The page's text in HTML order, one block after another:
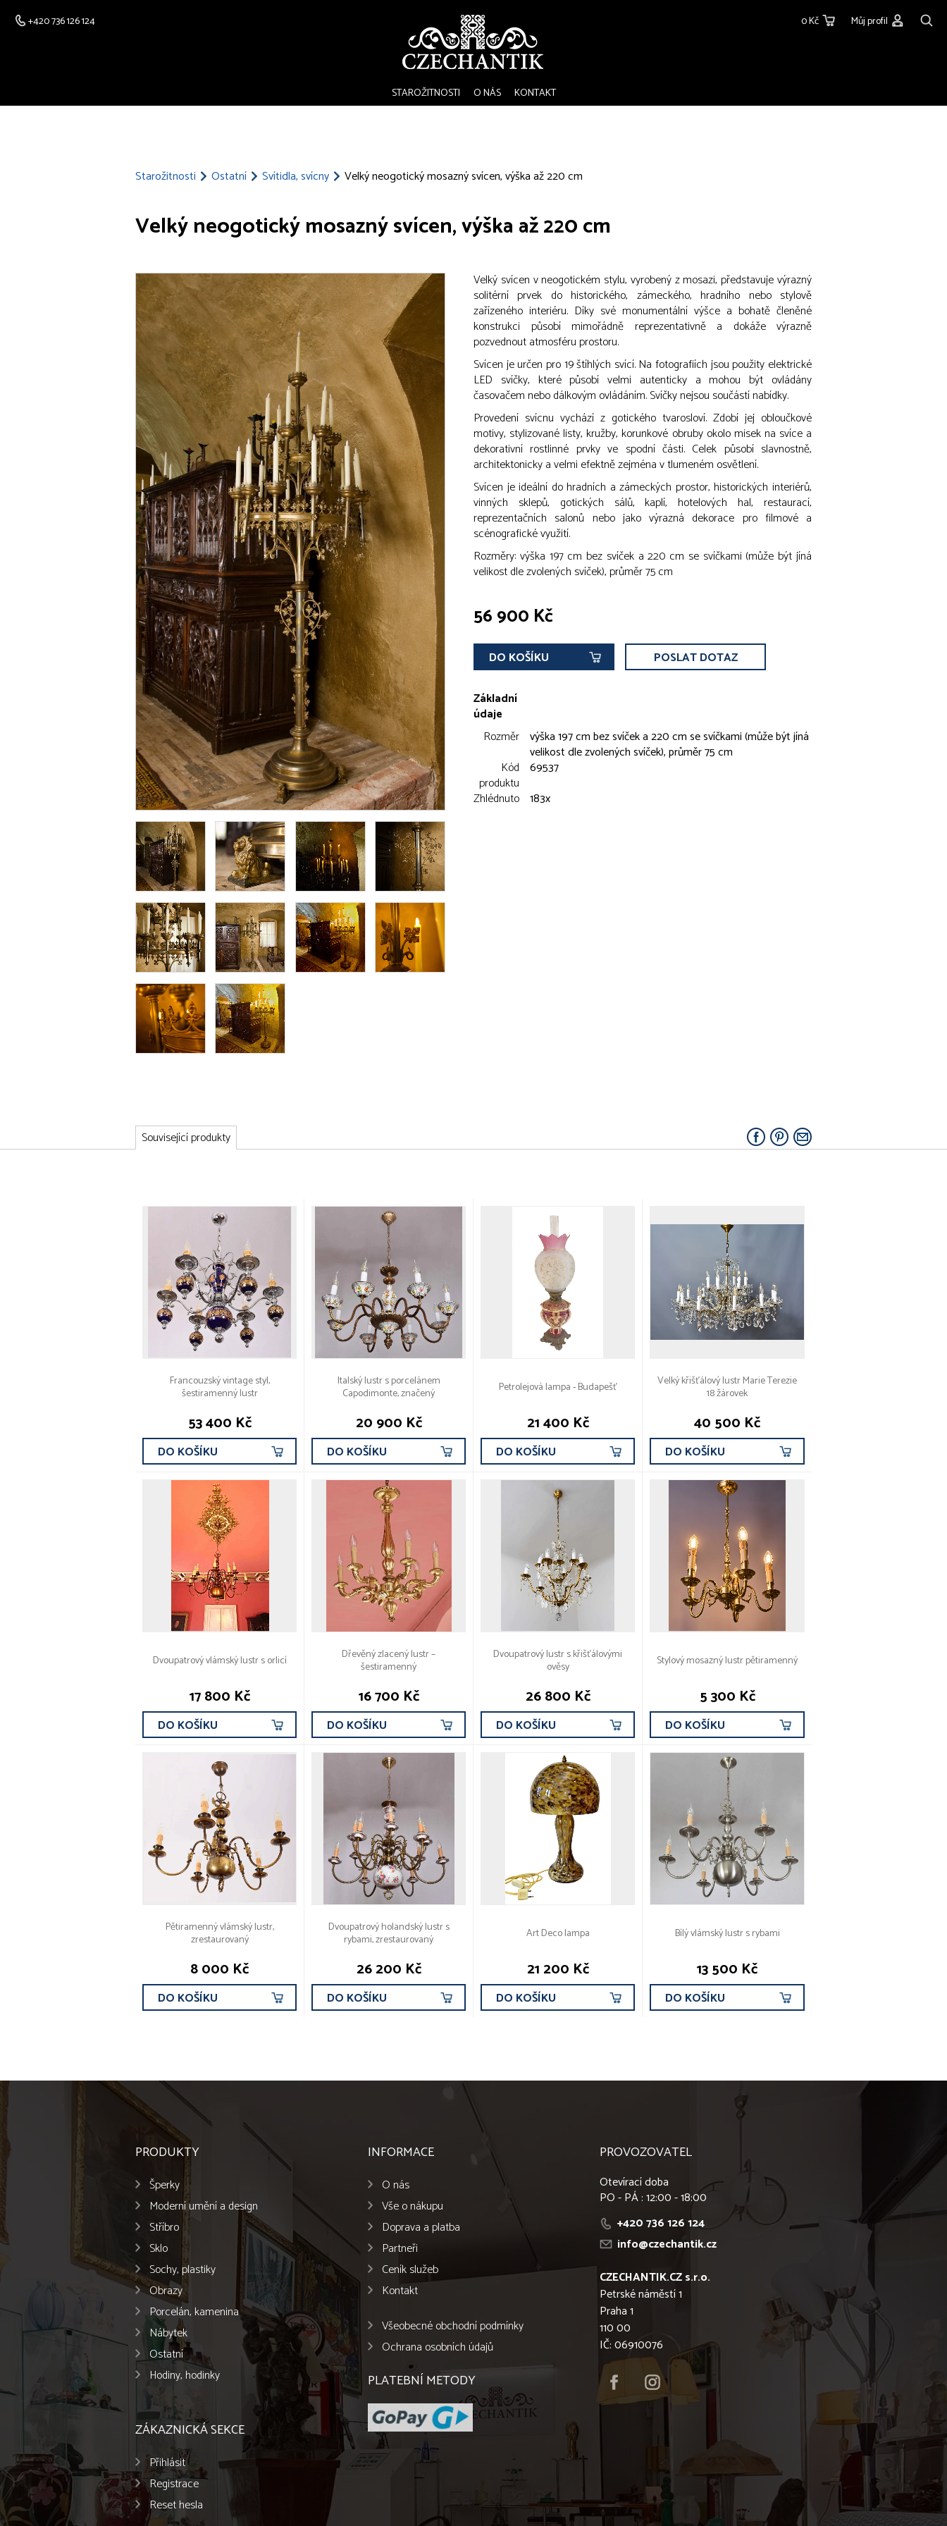
+420 736 126 124 0 Kč Můj profil
STAROŽITNOSTI O NÁS KONTAKT
Starožitnosti Ostatní Svítidla, svícny Velký neogotický mosazný svícen, výška až 220 cm
Velký neogotický mosazný svícen, výška až 220 cm
Velký svícen v neogotickém stylu, vyrobený z mosazi, představuje výrazný
solitérní prvek do historického, zámeckého, hradního nebo stylově
zařízeného interiéru. Díky své monumentální výšce a bohatě členěné
konstrukci působí mimořádně reprezentativně a dokáže výrazně
pozvednout atmosféru prostoru.
Svícen je určen pro 19 štíhlých svící. Na fotografiích jsou použity elektrické
LED svíčky, které působí velmi autenticky a mohou být ovládány
časovačem nebo dálkovým ovládáním. Svíčky nejsou součástí nabídky.
Provedení svícnu vychází z gotického tvarosloví. Zdobí jej obloučkové
motivy, stylizované listy, kružby, korunkové obruby okolo misek na svíce a
dekorativní rostlinné prvky ve spodní části. Celek působí slavnostně,
architektonicky a velmi efektně zejména v tlumeném osvětlení.
Svícen je ideální do hradních a zámeckých prostor, historických interiérů,
vinných sklepů, gotických sálů, kaplí, hotelových hal, restaurací,
reprezentačních salonů nebo jako výrazná dekorace pro filmové a
scénografické využití.
Rozměry: výška 197 cm bez svíček a 220 cm se svíčkami (může být jíná
velikost dle zvolených svíček), průměr 75 cm
56 900 Kč
DO KOŠÍKU POSLAT DOTAZ
Základní
údaje
Rozměr výška 197 cm bez svíček a 220 cm se svíčkami (může být jíná
velikost dle zvolených svíček), průměr 75 cm
Kód
produktu
69537
Zhlédnuto 183x
Související produkty
Francouzský vintage styl,
šestiramenný lustr
53 400 Kč
DO KOŠÍKU
Italský lustr s porcelánem
Capodimonte, značený
20 900 Kč
DO KOŠÍKU
Petrolejová lampa - Budapešť
21 400 Kč
DO KOŠÍKU
Velký křišťálový lustr Marie Terezie
18 žárovek
40 500 Kč
DO KOŠÍKU
Dvoupatrový vlámský lustr s orlicí
17 800 Kč
DO KOŠÍKU
Dřevěný zlacený lustr –
šestiramenný
16 700 Kč
DO KOŠÍKU
Dvoupatrový lustr s křišťálovými
ověsy
26 800 Kč
DO KOŠÍKU
Stylový mosazný lustr pětiramenný
5 300 Kč
DO KOŠÍKU
Pětiramenný vlámský lustr,
zrestaurovaný
8 000 Kč
DO KOŠÍKU
Dvoupatrový holandský lustr s
rybami, zrestaurovaný
26 200 Kč
DO KOŠÍKU
Art Deco lampa
21 200 Kč
DO KOŠÍKU
Bílý vlámský lustr s rybami
13 500 Kč
DO KOŠÍKU
PRODUKTY
Šperky
Moderní umění a design
Stříbro
Sklo
Sochy, plastiky
Obrazy
Porcelán, kamenina
Nábytek
Ostatní
Hodiny, hodinky
ZÁKAZNICKÁ SEKCE
Přihlásit
Registrace
Reset hesla
INFORMACE
O nás
Vše o nákupu
Doprava a platba
Partneři
Ceník služeb
Kontakt
Všeobecné obchodní podmínky
Ochrana osobních údajů
PLATEBNÍ METODY
PROVOZOVATEL
Otevírací doba
PO - PÁ : 12:00 - 18:00
+420 736 126 124
info@czechantik.cz
CZECHANTIK.CZ s.r.o.
Petrské náměstí 1
Praha 1
110 00
IČ: 06910076